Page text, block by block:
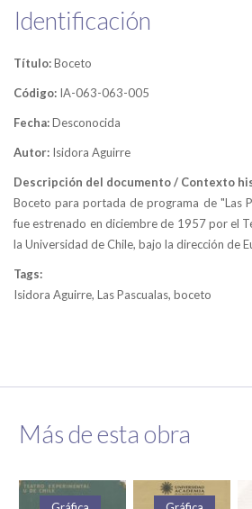
Identificación
Título:Boceto
Código: IA-063-063-005
Fecha:Desconocida
Autor: Isidora Aguirre
Descripción del documento / Contexto
Boceto para portada de programa de "Las
fue estrenado en diciembre de 1957 por el
la Universidad de Chile, bajo la dirección de
Tags:
Isidora Aguirre, Las Pascualas, boceto
Más de esta obra